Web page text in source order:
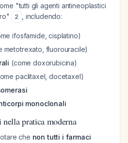
"tutti gli agenti antineoplastici
2 , includendo:
ifosfamide, cisplatino)
metotrexato, fluorouracile)
(come doxorubicina)
paclitaxel, docetaxel)
monoclonali
pratica moderna
che non tutti i farmaci